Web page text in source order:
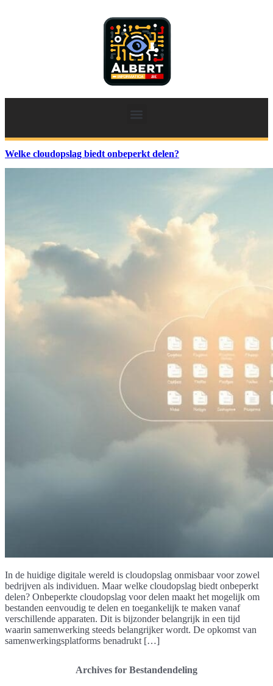
Welke cloudopslag biedt onbeperkt delen?
In de huidige digitale wereld is cloudopslag onmisbaar voor zowel
bedrijven als individuen. Maar welke cloudopslag biedt onbeperkt
delen? Onbeperkte cloudopslag voor delen maakt het mogelijk om
bestanden eenvoudig te delen en toegankelijk te maken vanaf
verschillende apparaten. Dit is bijzonder belangrijk in een tijd
waarin samenwerking steeds belangrijker wordt. De opkomst van
samenwerkingsplatforms benadrukt […]
Archives for Bestandendeling